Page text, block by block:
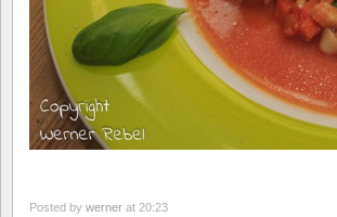
Posted by werner at 20:23